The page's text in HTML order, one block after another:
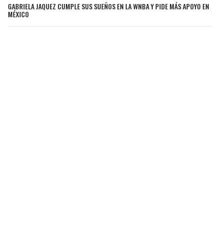
GABRIELA JAQUEZ CUMPLE SUS SUEÑOS EN LA WNBA Y PIDE MÁS APOYO EN
MÉXICO